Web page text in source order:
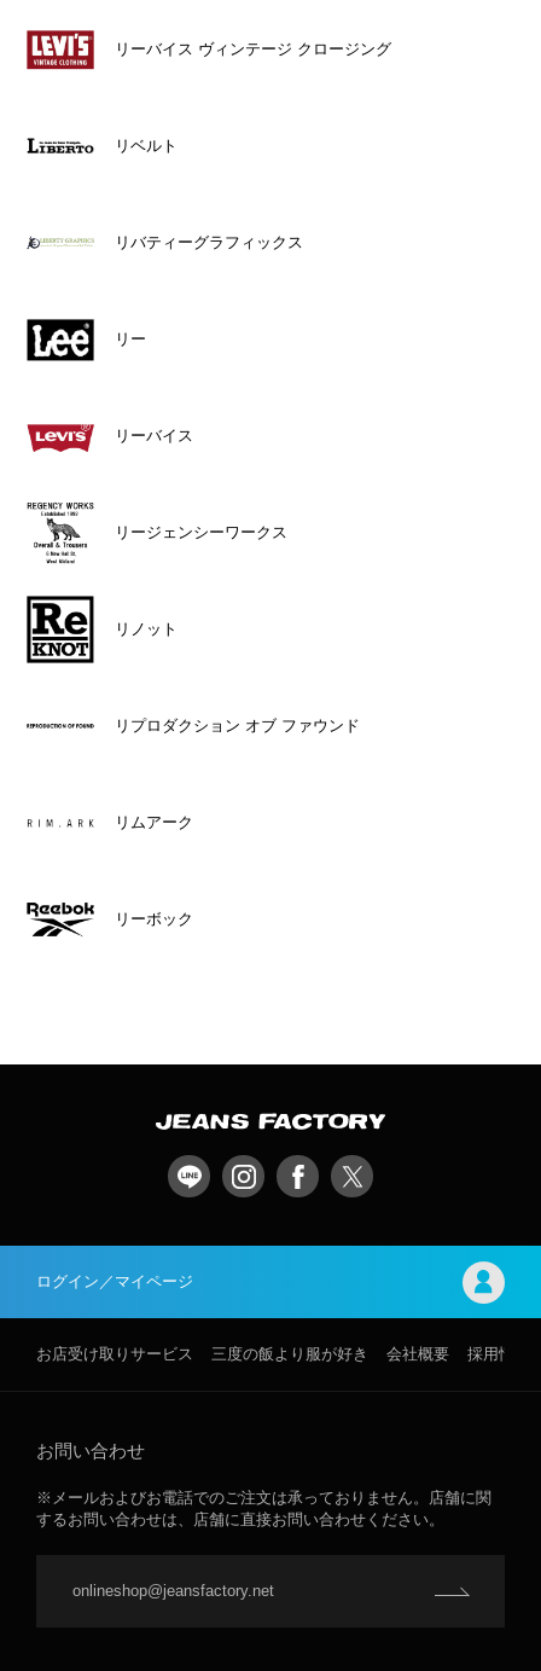
リーバイス ヴィンテージ クロージング
リベルト
リバティーグラフィックス
リー
リーバイス
リージェンシーワークス
リノット
リプロダクション オブ ファウンド
リムアーク
リーボック
ログイン／マイページ
お店受け取りサービス 三度の飯より服が好き 会社概要 採用情報
お問い合わせ
※メールおよびお電話でのご注文は承っておりません。店舗に関
するお問い合わせは、店舗に直接お問い合わせください。
onlineshop@jeansfactory.net